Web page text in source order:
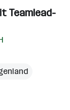
Teamlead-